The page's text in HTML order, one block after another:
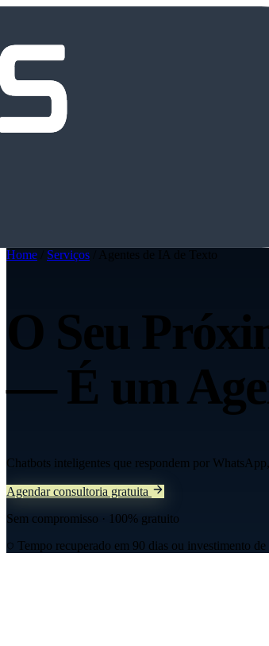
Home Serviços Agentes de IA de Texto
O Seu
—É um
Chatbots inteligentes que respondem por
Agendar consultoria gratuita
Sem compromisso · 100% gratuito
Tempo recuperado em 90 dias ou investimento de